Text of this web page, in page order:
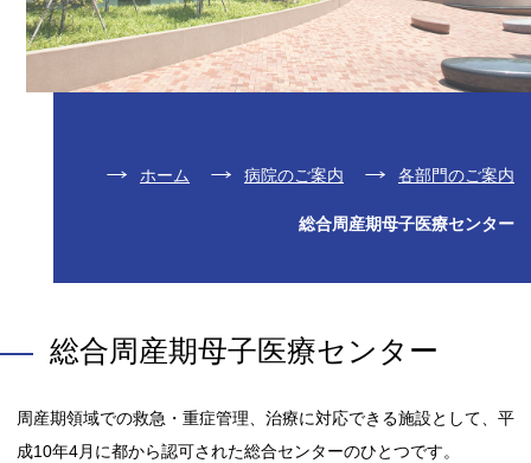
ホーム 病院のご案内 各部門のご案内
総合周産期母子医療センター
総合周産期母子医療センター
周産期領域での救急・重症管理、治療に対応できる施設として、平
成10年4月に都から認可された総合センターのひとつです。